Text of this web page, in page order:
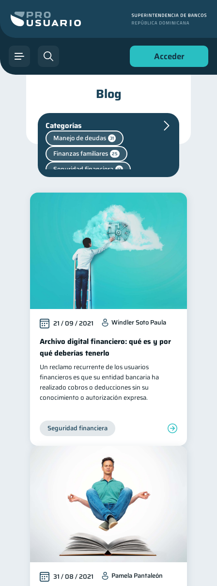
Acceder
Blog
Categorías
Manejo de deudas 31
Finanzas familiares 25
Seguridad financiera 13
Historial crediticio 6
Vacaciones 2
Criptomonedas 2
Cuenta Inactiva
Fraudes 1
Finanzas personales
Educación financiera 31
Finanzas para jóvenes 30
Control de deudas 30
Inclusión financiera
Bienestar financiero 22
Finanzas para mujeres 20
Organización Financiera
Entidad financiera 8
Tarjeta de crédito 6
Ciberseguridad 5
Derechos & Deberes 4
Superintendencia de Bancos 4
Cuenta Abandonada 2
Inversiones 2
21 / 09 / 2021 Windler Soto Paula
Archivo digital financiero: qué es y por
qué deberías tenerlo
Un reclamo recurrente de los usuarios
financieros es que su entidad bancaria ha
realizado cobros o deducciones sin su
conocimiento o autorización expresa.
Seguridad financiera
31 / 08 / 2021 Pamela Pantaleón